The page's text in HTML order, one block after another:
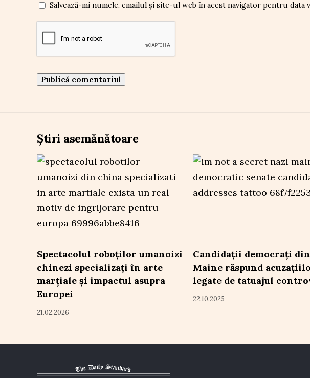
Salvează-mi numele, emailul și site-ul web în acest navigator pentru data
Știri asemănătoare
Spectacolul roboților umanoizi
chinezi specializați în arte
marțiale și impactul asupra
Europei
21.02.2026
Candidații democrați din
Maine răspund
legate de tatuajul
22.10.2025